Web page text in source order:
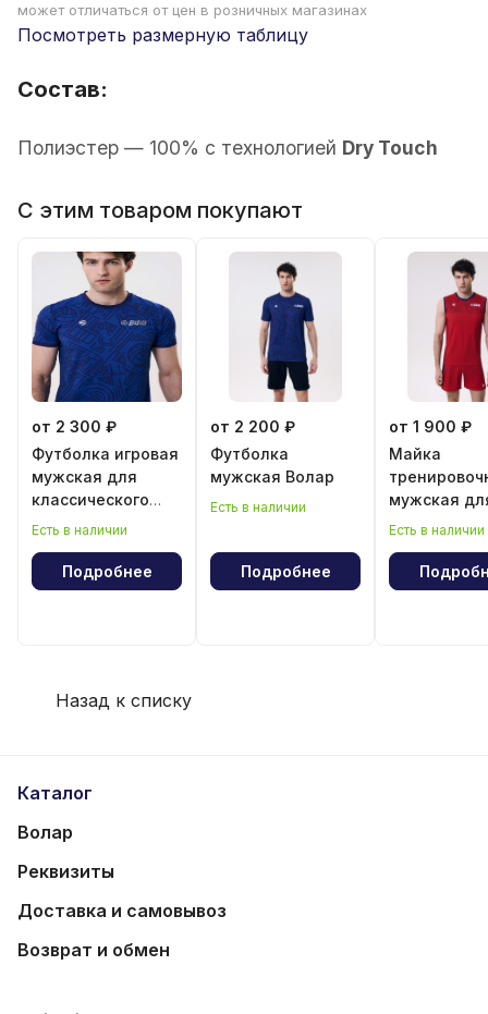
может отличаться от цен в розничных магазинах
Посмотреть размерную таблицу
Состав:
Полиэстер — 100% с технологией Dry Touch
С этим товаром покупают
от 2 300 ₽
Футболка игровая
мужская для
классического
волейбола
Есть в наличии
Подробнее
от 2 200 ₽
Футболка
мужская Волар
Есть в наличии
Подробнее
от 1 900 ₽
Майка
мужская
Есть в наличии
Назад к списку
Каталог
Волар
Реквизиты
Доставка и самовывоз
Возврат и обмен